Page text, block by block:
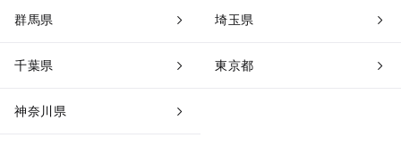
群馬県 埼玉県
千葉県 東京都
神奈川県